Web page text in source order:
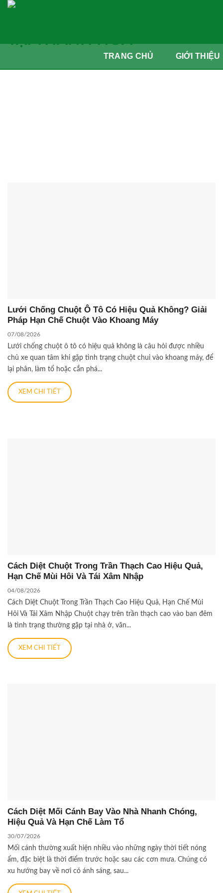
Skip
TRANG CHỦ GIỚI THIỆU
Lưới Chống Chuột Ô Tô Có Hiệu Quả Không? Giải
Pháp Hạn Chế Chuột Vào Khoang Máy
07/08/2026
Lưới chống chuột ô tô có hiệu quả không là câu hỏi được nhiều
chủ xe quan tâm khi gặp tình trạng chuột chui vào khoang máy, để
lại phân, làm tổ hoặc cắn phá...
XEM CHI TIẾT
Cách Diệt Chuột Trong Trần Thạch Cao Hiệu Quả,
Hạn Chế Mùi Hôi Và Tái Xâm Nhập
04/08/2026
Cách Diệt Chuột Trong Trần Thạch Cao Hiệu Quả, Hạn Chế Mùi
Hôi Và Tái Xâm Nhập Chuột chạy trên trần thạch cao vào ban đêm
là tình trạng thường gặp tại nhà ở, văn...
XEM CHI TIẾT
Cách Diệt Mối Cánh Bay Vào Nhà Nhanh Chóng,
Hiệu Quả Và Hạn Chế Làm Tổ
30/07/2026
Mối cánh thường xuất hiện nhiều vào những ngày thời tiết nóng
ẩm, đặc biệt là thời điểm trước hoặc sau các cơn mưa. Chúng có
xu hướng bay về nơi có ánh sáng, sau...